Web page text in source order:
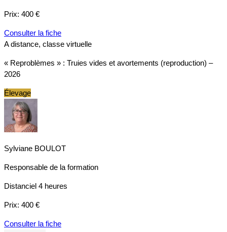
Prix: 400 €
Consulter la fiche
A distance, classe virtuelle
« Reproblèmes » : Truies vides et avortements (reproduction) –
2026
Élevage
Sylviane BOULOT
Responsable de la formation
Distanciel 4 heures
Prix: 400 €
Consulter la fiche